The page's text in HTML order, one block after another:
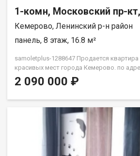
1-комн, Московский пр-
Кемерово, Ленинский р-н район
панель, 8 этаж, 16.8 м²
samoletplus-1288647 Продается
красивых мест города Кемерово. по
25 Квартира расположена на 8 этаже
Отличное сочетание цены и готовности к
этого объекта недвижимости: классный
проживания и сдачи в аренду
сдачи в аренду или перепродажи
инфраструктура, рядом школа 78, 3
сити, магазины, остановка, детская
2 090 000 ₽